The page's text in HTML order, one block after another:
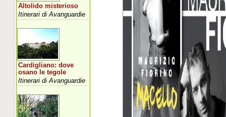
Altolido misterioso
Itinerari di Avanguardie
Cardigliano: dove
osano le tegole
Itinerari di Avanguardie